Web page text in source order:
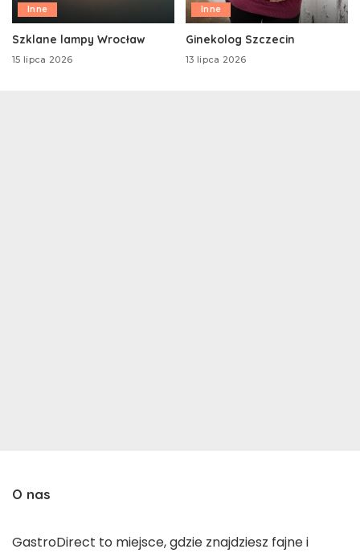
Inne
Szklane lampy Wrocław
15 lipca 2026
Inne
Ginekolog Szczecin
13 lipca 2026
O nas
GastroDirect to miejsce, gdzie znajdziesz fajne i